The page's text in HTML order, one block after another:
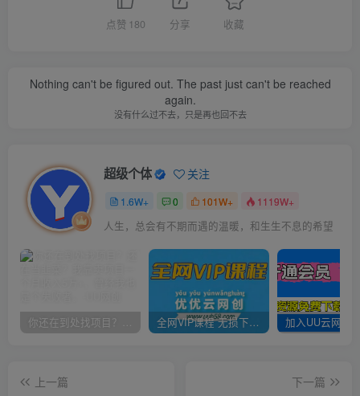
点赞 180 分享 收藏
Nothing can't be figured out. The past just can't be reached
again.
没有什么过不去，只是再也回不去
超级个体 关注
1.6W+ 0 101W+ 1119W+
人生，总会有不期而遇的温暖，和生生不息的希望
你还在到处找项目？还在当韭菜？我靠卖项目一个月收入5万+，曾经我也是个失败者。 全网VIP课程 无损下载~
上一篇
下一篇